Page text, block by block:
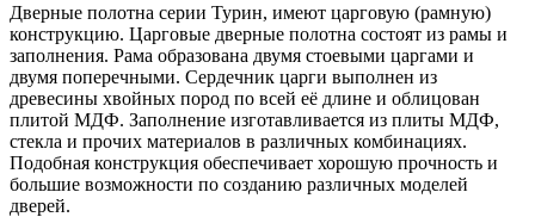
Дверные полотна серии Турин, имеют царговую (рамную)
конструкцию. Царговые дверные полотна состоят из рамы и
заполнения. Рама образована двумя стоевыми царгами и
двумя поперечными. Сердечник царги выполнен из
древесины хвойных пород по всей её длине и облицован
плитой МДФ. Заполнение изготавливается из плиты МДФ,
стекла и прочих материалов в различных комбинациях.
Подобная конструкция обеспечивает хорошую прочность и
большие возможности по созданию различных моделей
дверей.